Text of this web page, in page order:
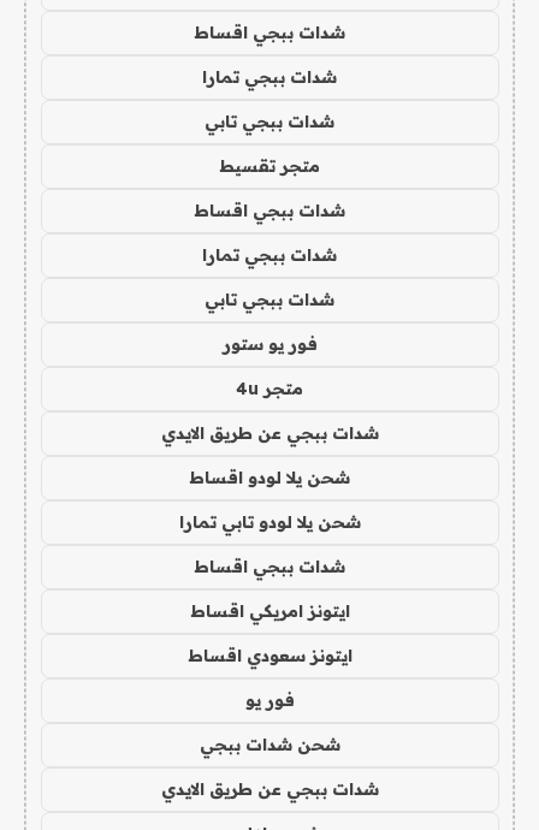
شدات ببجي اقساط
شدات ببجي تمارا
شدات ببجي تابي
متجر تقسيط
شدات ببجي اقساط
شدات ببجي تمارا
شدات ببجي تابي
فور يو ستور
متجر 4u
شدات ببجي عن طريق الايدي
شحن يلا لودو اقساط
شحن يلا لودو تابي تمارا
شدات ببجي اقساط
ايتونز امريكي اقساط
ايتونز سعودي اقساط
فور يو
شحن شدات ببجي
شدات ببجي عن طريق الايدي